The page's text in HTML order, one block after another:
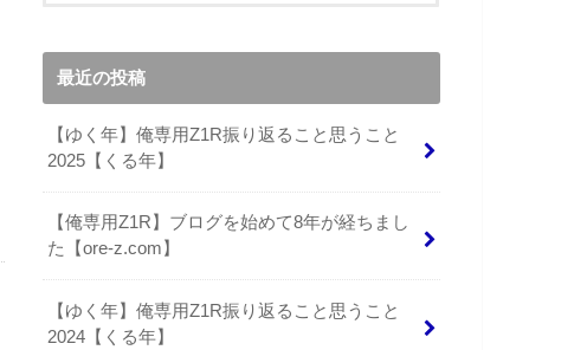
最近の投稿
【ゆく年】俺専用Z1R振り返ること思うこと
2025【くる年】
【俺専用Z1R】ブログを始めて8年が経ちまし
た【ore-z.com】
【ゆく年】俺専用Z1R振り返ること思うこと
2024【くる年】